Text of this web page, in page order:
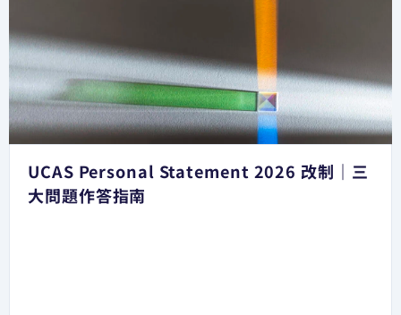
UCAS Personal Statement 2026 改制｜三
大問題作答指南